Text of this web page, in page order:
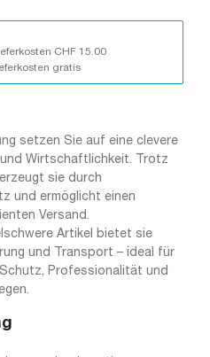
CHF 15.00
gratis
setzen Sie auf eine clevere
Wirtschaftlichkeit. Trotz
sie durch
und ermöglicht einen
Versand.
Artikel bietet sie
und Transport – ideal für
Professionalität und